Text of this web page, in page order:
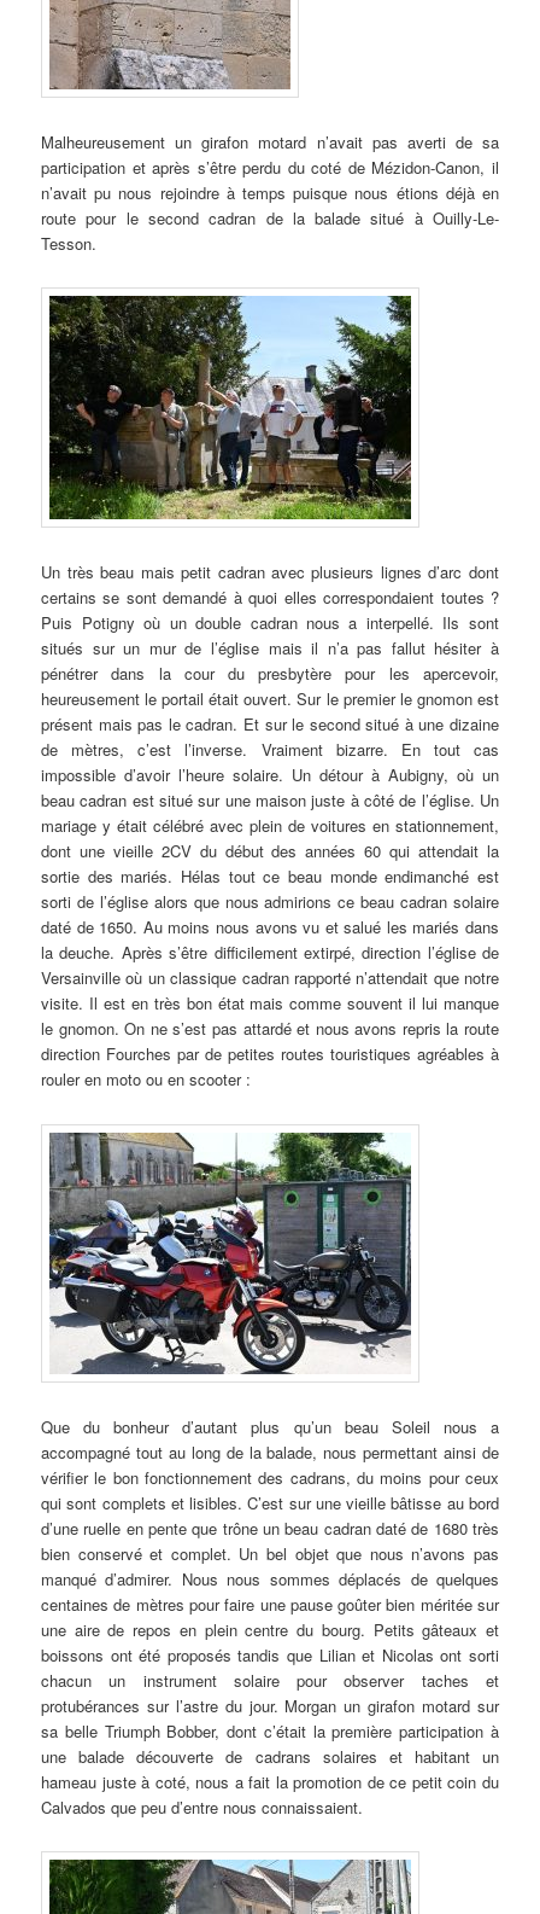
Malheureusement un girafon motard n’avait pas averti de sa
participation et après s’être perdu du coté de Mézidon-Canon, il
n’avait pu nous rejoindre à temps puisque nous étions déjà en
route pour le second cadran de la balade situé à Ouilly-Le-
Tesson.
Un très beau mais petit cadran avec plusieurs lignes d’arc dont
certains se sont demandé à quoi elles correspondaient toutes ?
Puis Potigny où un double cadran nous a interpellé. Ils sont
situés sur un mur de l’église mais il n’a pas fallut hésiter à
pénétrer dans la cour du presbytère pour les apercevoir,
heureusement le portail était ouvert. Sur le premier le gnomon est
présent mais pas le cadran. Et sur le second situé à une dizaine
de mètres, c’est l’inverse. Vraiment bizarre. En tout cas
impossible d’avoir l’heure solaire. Un détour à Aubigny, où un
beau cadran est situé sur une maison juste à côté de l’église. Un
mariage y était célébré avec plein de voitures en stationnement,
dont une vieille 2CV du début des années 60 qui attendait la
sortie des mariés. Hélas tout ce beau monde endimanché est
sorti de l’église alors que nous admirions ce beau cadran solaire
daté de 1650. Au moins nous avons vu et salué les mariés dans
la deuche. Après s’être difficilement extirpé, direction l’église de
Versainville où un classique cadran rapporté n’attendait que notre
visite. Il est en très bon état mais comme souvent il lui manque
le gnomon. On ne s’est pas attardé et nous avons repris la route
direction Fourches par de petites routes touristiques agréables à
rouler en moto ou en scooter :
Que du bonheur d’autant plus qu’un beau Soleil nous a
accompagné tout au long de la balade, nous permettant ainsi de
vérifier le bon fonctionnement des cadrans, du moins pour ceux
qui sont complets et lisibles. C’est sur une vieille bâtisse au bord
d’une ruelle en pente que trône un beau cadran daté de 1680 très
bien conservé et complet. Un bel objet que nous n’avons pas
manqué d’admirer. Nous nous sommes déplacés de quelques
centaines de mètres pour faire une pause goûter bien méritée sur
une aire de repos en plein centre du bourg. Petits gâteaux et
boissons ont été proposés tandis que Lilian et Nicolas ont sorti
chacun un instrument solaire pour observer taches et
protubérances sur l’astre du jour. Morgan un girafon motard sur
sa belle Triumph Bobber, dont c’était la première participation à
une balade découverte de cadrans solaires et habitant un
hameau juste à coté, nous a fait la promotion de ce petit coin du
Calvados que peu d’entre nous connaissaient.